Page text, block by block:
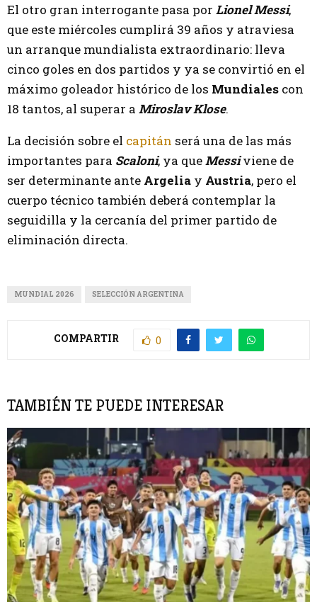
El otro gran interrogante pasa por Lionel Messi,
que este miércoles cumplirá 39 años y atraviesa
un arranque mundialista extraordinario: lleva
cinco goles en dos partidos y ya se convirtió en el
máximo goleador histórico de los Mundiales con
18 tantos, al superar a Miroslav Klose.
La decisión sobre el capitán será una de las más
importantes para Scaloni, ya queMessiviene de
ser determinante ante Argelia y Austria, pero el
cuerpo técnico también deberá contemplar la
seguidilla y la cercanía del primer partido de
eliminación directa.
MUNDIAL 2026 SELECCIÓN ARGENTINA
COMPARTIR 0
TAMBIÉN TE PUEDE INTERESAR